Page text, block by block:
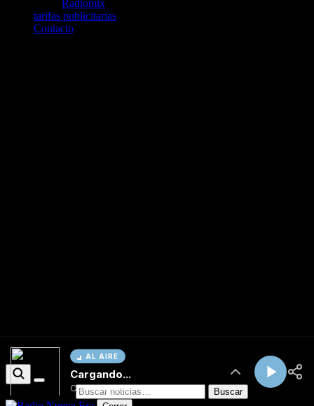
AL AIRE
Cargando...
Conectando...